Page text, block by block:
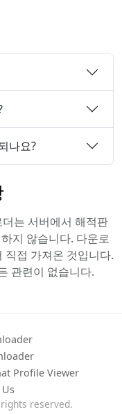
나요?
는 서버에서 해적판
지 않습니다. 다운로
접 가져온 것입니다.
관련이 없습니다.
reserved.
Profile Viewer